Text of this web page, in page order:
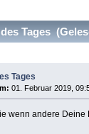
Tages
Tages
01. Februar 2019,
wenn andere Deine